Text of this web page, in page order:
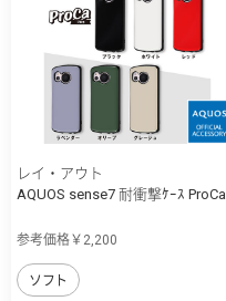
レイ・アウト
AQUOS sense7 耐衝撃ｹｰｽ ProCa
参考価格￥2,200
ソフト